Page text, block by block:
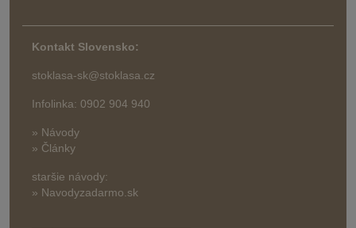
Kontakt Slovensko:
stoklasa-sk@stoklasa.cz
Infolinka: 0902 904 940
» Návody
» Články
staršie návody:
» Navodyzadarmo.sk